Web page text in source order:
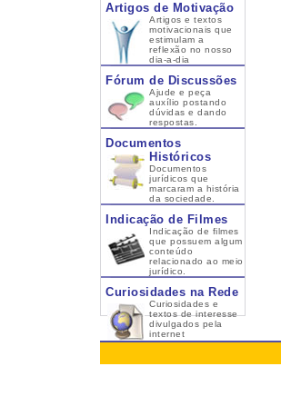
Artigos de Motivação
Artigos e textos
motivacionais que
estimulam a
reflexão no nosso
dia-a-dia
Fórum de Discussões
Ajude e peça
auxílio postando
dúvidas e dando
respostas.
Documentos
Históricos
Documentos
jurídicos que
marcaram a história
da sociedade.
Indicação de Filmes
Indicação de filmes
que possuem algum
conteúdo
relacionado ao meio
jurídico.
Curiosidades na Rede
Curiosidades e
textos de interesse
divulgados pela
internet